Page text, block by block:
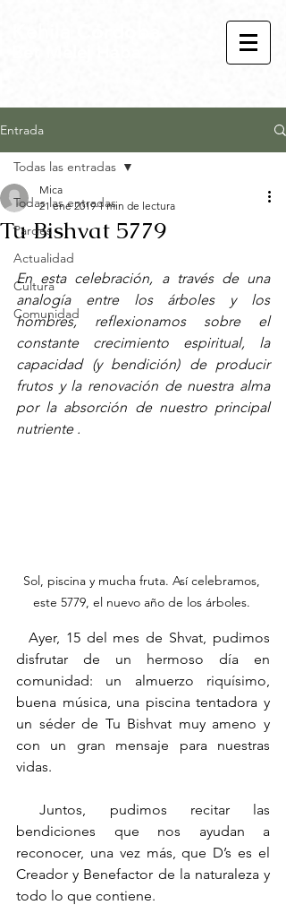
Entrada
Todas las entradas
Pardes
Actualidad
Cultura
Comunidad
Todas las entradas
Tu Bishvat 5779
Mica
21 ene 2019 1 min de lectura
En esta celebración, a través de una
analogía entre los árboles y los
hombres, reflexionamos sobre el
constante crecimiento espiritual, la
capacidad (y bendición) de producir
frutos y la renovación de nuestra alma
por la absorción de nuestro principal
nutriente .
Sol, piscina y mucha fruta. Así celebramos,
este 5779, el nuevo año de los árboles.
disfrutar de un hermoso día en
comunidad: un almuerzo riquísimo,
buena música, una piscina tentadora y
un séder de Tu Bishvat muy ameno y
con un gran mensaje para nuestras
vidas.
Juntos, pudimos recitar las
bendiciones que nos ayudan a
reconocer, una vez más, que D’s es el
Creador y Benefactor de la naturaleza y
todo lo que contiene.